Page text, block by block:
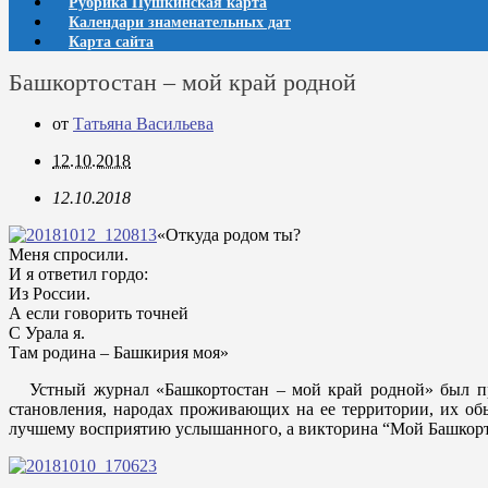
Календари знаменательных дат
Карта сайта
Башкортостан – мой край родной
от Татьяна Васильева
12.10.2018
12.10.2018
«Откуда родом ты?
Меня спросили.
И я ответил гордо:
Из России.
А если говорить точней
С Урала я.
Там родина – Башкирия моя»
Устный журнал «Башкортостан – мой край родной» был
становления, народах проживающих на ее территории, их
лучшему восприятию услышанного, а викторина “Мой